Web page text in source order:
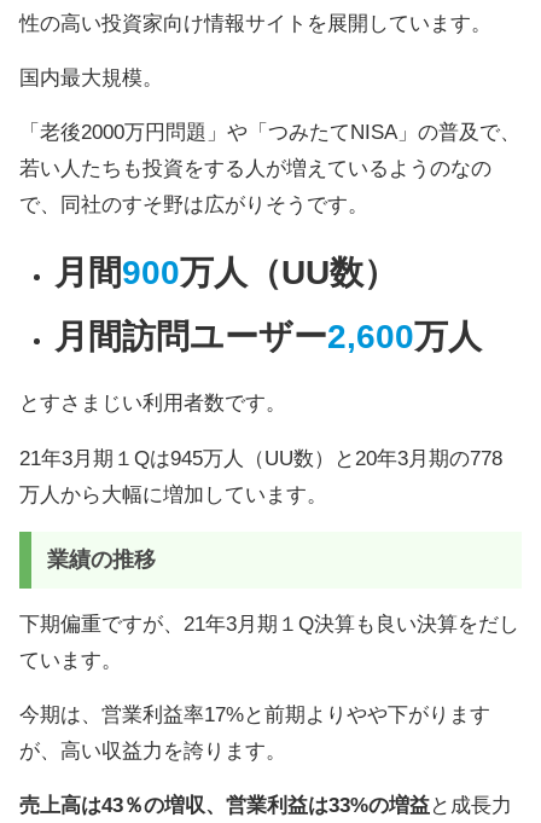
性の高い投資家向け情報サイトを展開しています。
国内最大規模。
「老後2000万円問題」や「つみたてNISA」の普及で、
若い人たちも投資をする人が増えているようのなの
で、同社のすそ野は広がりそうです。
月間900万人（UU数）
月間訪問ユーザー2,600万人
とすさまじい利用者数です。
21年3月期１Qは945万人（UU数）と20年3月期の778
万人から大幅に増加しています。
業績の推移
下期偏重ですが、21年3月期１Q決算も良い決算をだし
ています。
今期は、営業利益率17%と前期よりやや下がります
が、高い収益力を誇ります。
売上高は43％の増収、営業利益は33%の増益と成長力